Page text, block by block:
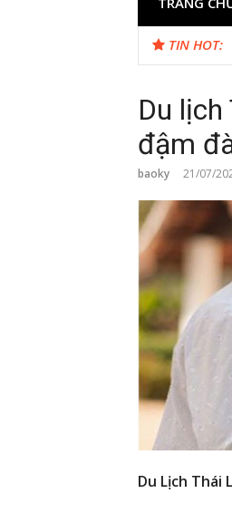
TIN HOT:
Du
đậm
baoky 21/07/
Du Lịch Thái